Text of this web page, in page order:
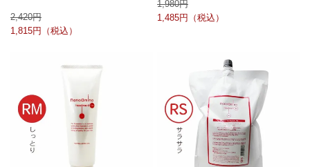
2,420
1,815
1,980
1,485